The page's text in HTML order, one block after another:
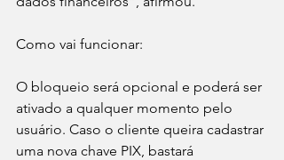
Como vai funcionar:
O bloqueio será opcional e poderá ser
ativado a qualquer momento pelo
usuário. Caso o cliente queira cadastrar
uma nova chave PIX, bastará